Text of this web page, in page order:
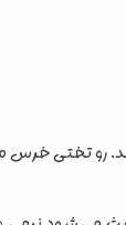
رو تختی خرس